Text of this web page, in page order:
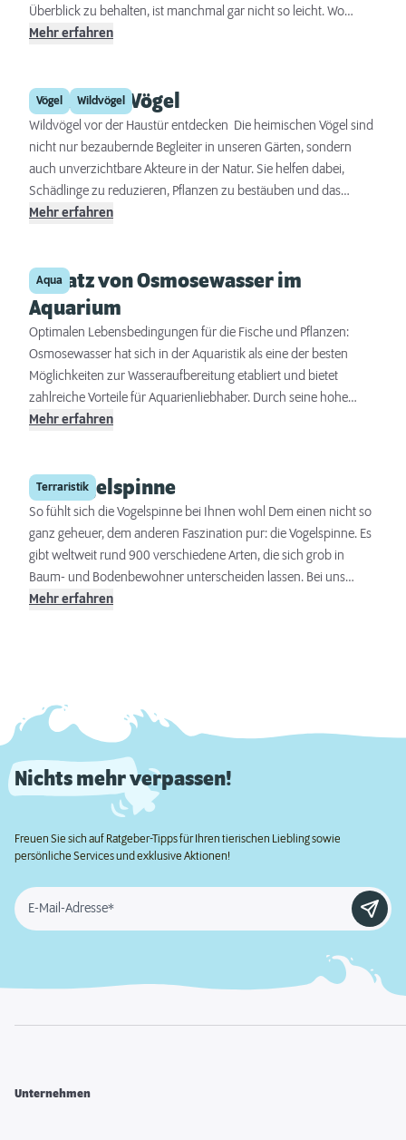
Überblick zu behalten, ist manchmal gar nicht so leicht. Wo
liegen die Vor- und Nachteile der verschiedenen Materialien?
Mehr erfahren
Vögel Wildvögel
Heimische Vögel
Wildvögel vor der Haustür entdecken Die heimischen Vögel sind
nicht nur bezaubernde Begleiter in unseren Gärten, sondern
auch unverzichtbare Akteure in der Natur. Sie helfen dabei,
Schädlinge zu reduzieren, Pflanzen zu bestäuben und das
ökologische Gleichgewicht zu erhalten. Wer die gefiederten
Lebensraum zu schützen. Entdecken Sie die Welt der
heimischen Vögel und erfahren Sie, wie Sie Ihren Garten zu
einem echten Vogelparadies machen können!
Mehr erfahren
Aqua
Einsatz von Osmosewasser im
Aquarium
Optimalen Lebensbedingungen für die Fische und Pflanzen:
Osmosewasser hat sich in der Aquaristik als eine der besten
Möglichkeiten zur Wasseraufbereitung etabliert und bietet
zahlreiche Vorteile für Aquarienliebhaber. Durch seine hohe
Reinheit ist es nahezu frei von jeglichen Schadstoffen, so dass
kann.
Mehr erfahren
Terraristik
Die Vogelspinne
So fühlt sich die Vogelspinne bei Ihnen wohl Dem einen nicht so
ganz geheuer, dem anderen Faszination pur: die Vogelspinne. Es
gibt weltweit rund 900 verschiedene Arten, die sich grob in
Baum- und Bodenbewohner unterscheiden lassen. Bei uns
erfahren Sie mehr über die Herkunft, Ernährung und
Mehr erfahren
Nichts mehr verpassen!
Freuen Sie sich auf Ratgeber-Tipps für Ihren tierischen Liebling sowie
persönliche Services und exklusive Aktionen!
E-Mail-Adresse*
Unternehmen